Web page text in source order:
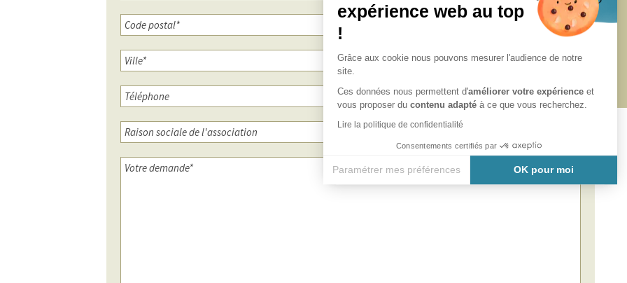
expérience web au top
!
Grâce aux cookie nous pouvons mesurer l'audience de notre
site.
Ces données nous permettent d'améliorer votre expérience et
vous proposer du contenu adapté à ce que vous recherchez.
Lire la politique de confidentialité
Consentements certifiés par
Paramétrer mes préférences OK pour moi
Notre plateforme vous permet d'adapter et de gérer vos